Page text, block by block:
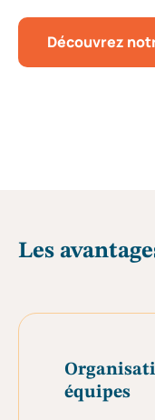
Découvrez
Les
équipes